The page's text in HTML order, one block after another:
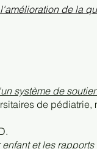
de la
système de
de pédiatrie,
et les